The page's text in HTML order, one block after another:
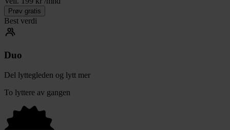
Prøv gratis
Best verdi
Duo
Del lyttegleden og lytt mer
To lyttere av gangen